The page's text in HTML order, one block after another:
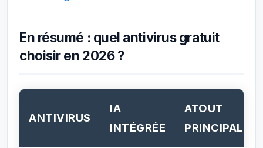
En résumé : quel antivirus gratuit
choisir en 2026 ?
ANTIVIRUS
IA
INTÉGRÉE
ATOUT
PRINCIPAL